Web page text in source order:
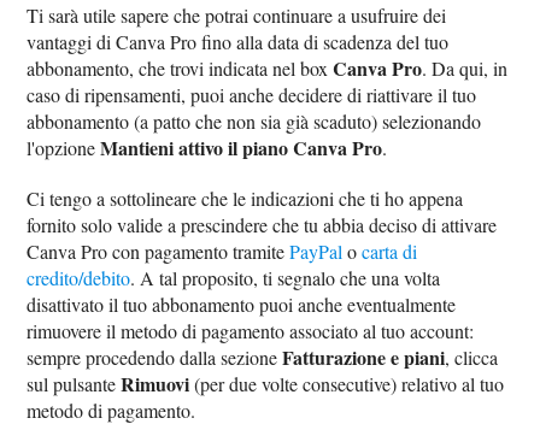
Ti sarà utile sapere che potrai continuare a usufruire dei
vantaggi di Canva Pro fino alla data di scadenza del tuo
abbonamento, che trovi indicata nel boxCanva Pro. Da qui, in
caso di ripensamenti, puoi anche decidere di riattivare il tuo
abbonamento (a patto che non sia già scaduto) selezionando
l'opzioneMantieni attivo il piano Canva Pro.
Ci tengo a sottolineare che le indicazioni che ti ho appena
fornito solo valide a prescindere che tu abbia deciso di attivare
Canva Pro con pagamento tramitePayPal ocarta di
credito/debito. A tal proposito, ti segnalo che una volta
disattivato il tuo abbonamento puoi anche eventualmente
rimuovere il metodo di pagamento associato al tuo account:
sempre procedendo dalla sezioneFatturazione e piani, clicca
sul pulsanteRimuovi(per due volte consecutive) relativo al tuo
metodo di pagamento.